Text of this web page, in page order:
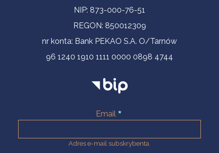
NIP: 873-000-76-51
REGON: 850012309
nr konta: Bank PEKAO S.A. O/Tarnów
96 1240 1910 1111 0000 0898 4744
Email
Adres e-mail subskrybenta.